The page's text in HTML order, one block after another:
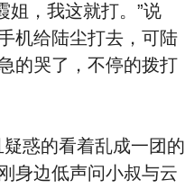
，我这就打。”说
机给陆尘打去，可陆
的哭了，不停的拨打
的看着乱成一团的
身边低声问小叔与云